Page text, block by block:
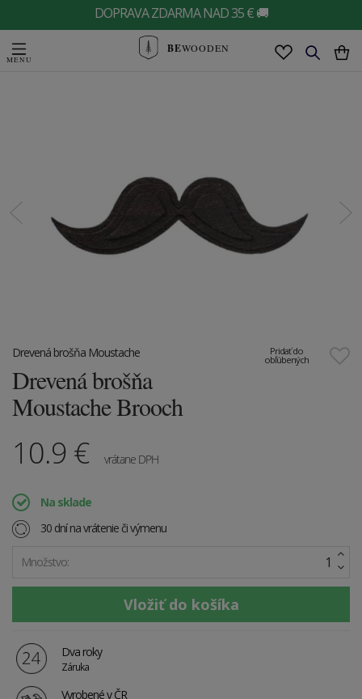
DOPRAVA ZDARMA NAD 35 € 🚚
BEWOODEN
Pridať do
obľúbených
Drevená brošňa Moustache
Drevená brošňa
Moustache Brooch
10.9 € vrátane DPH
Na sklade
30 dní na vrátenie či výmenu
Množstvo:
Dva roky
Záruka
Vyrobené v ČR